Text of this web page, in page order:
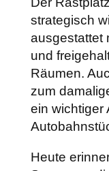
strategisch
ausgestattet
und
Räumen.
zum
ein wichtiger
Heute